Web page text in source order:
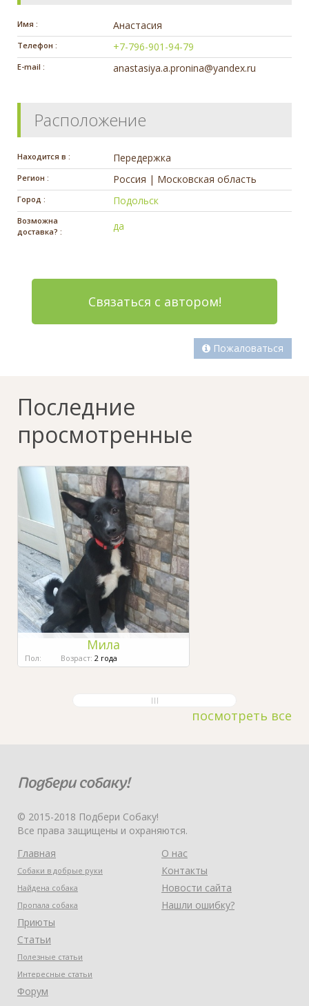
Имя : Анастасия
Телефон : +7-796-901-94-79
E-mail : anastasiya.a.pronina@yandex.ru
Расположение
Находится в : Передержка
Регион : Россия | Московская область
Город : Подольск
Возможна
доставка? :
да
Связаться с автором!
Пожаловаться
Последние
просмотренные
Мила
Пол: Возраст: 2 года
посмотреть все
© 2015-2018 Подбери Собаку!
Все права защищены и охраняются.
Главная
Собаки в добрые руки
Найдена собака
Пропала собака
Приюты
Статьи
Полезные статьи
Интересные статьи
Форум
О нас
Контакты
Новости сайта
Нашли ошибку?